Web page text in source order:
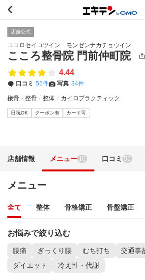
店舗公式
ココロセイコツイン モンゼンナカチョウイン
こころ整骨院 門前仲町院
4.44
口コミ 56件 写真 34件
接骨・整骨 整体 カイロプラクティック
日祝OK クーポン有 カード可
店舗情報 メニュー 10 口コミ 56
メニュー
全て 整体 骨格矯正 骨盤矯正
お悩みで絞り込む
腰痛 ぎっくり腰 むち打ち 交通事
ダイエット
冷え性・代謝